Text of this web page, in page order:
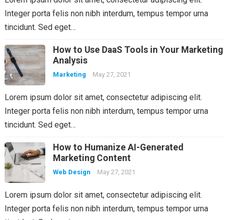
Integer porta felis non nibh interdum, tempus tempor urna
tincidunt. Sed eget…
How to Use DaaS Tools in Your Marketing
Analysis
Marketing May 27, 2021
Lorem ipsum dolor sit amet, consectetur adipiscing elit.
Integer porta felis non nibh interdum, tempus tempor urna
tincidunt. Sed eget…
How to Humanize AI-Generated
Marketing Content
Web Design May 27, 2021
Lorem ipsum dolor sit amet, consectetur adipiscing elit.
Integer porta felis non nibh interdum, tempus tempor urna